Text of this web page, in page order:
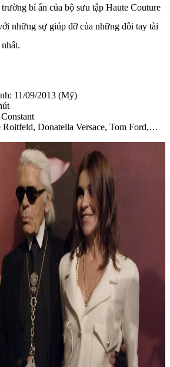
bí ẩn của bộ sưu tập Haute Couture
những sự giúp đỡ của những đôi tay tài
11/09/2013 (Mỹ)
Roitfeld, Donatella Versace, Tom Ford,…